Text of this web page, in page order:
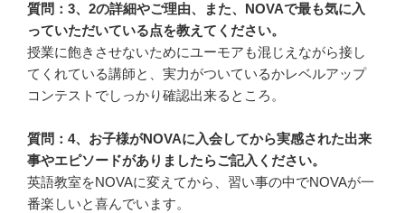
質問：3、2の詳細やご理由、また、NOVAで最も気に入
っていただいている点を教えてください。
授業に飽きさせないためにユーモアも混じえながら接し
てくれている講師と、実力がついているかレベルアップ
コンテストでしっかり確認出来るところ。
質問：4、お子様がNOVAに入会してから実感された出来
事やエピソードがありましたらご記入ください。
英語教室をNOVAに変えてから、習い事の中でNOVAが一
番楽しいと喜んでいます。